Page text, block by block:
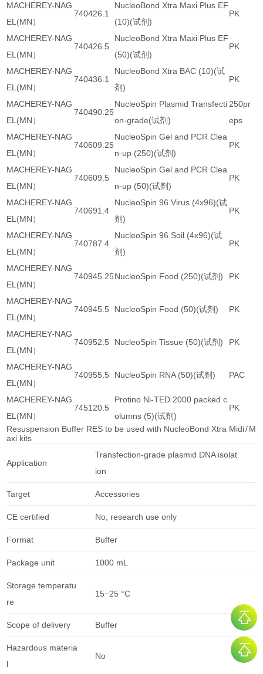
MACHEREY-NAG
EL(MN）
740426.1
NucleoBond Xtra Maxi Plus EF
(10)(试剂)
PK
MACHEREY-NAG
EL(MN）
740426.5
NucleoBond Xtra Maxi Plus EF
(50)(试剂)
PK
MACHEREY-NAG
EL(MN）
740436.1
NucleoBond Xtra BAC (10)(试
剂)
PK
MACHEREY-NAG
EL(MN）
740490.25
NucleoSpin Plasmid Transfecti
on-grade(试剂)
250pr
eps
MACHEREY-NAG
EL(MN）
740609.25
NucleoSpin Gel and PCR Clea
n-up (250)(试剂)
PK
MACHEREY-NAG
EL(MN）
740609.5
NucleoSpin Gel and PCR Clea
n-up (50)(试剂)
PK
MACHEREY-NAG
EL(MN）
740691.4
NucleoSpin 96 Virus (4x96)(试
剂)
PK
MACHEREY-NAG
EL(MN）
740787.4
NucleoSpin 96 Soil (4x96)(试
剂)
PK
MACHEREY-NAG
EL(MN）
740945.25NucleoSpin Food (250)(试剂) PK
MACHEREY-NAG
EL(MN）
740945.5 NucleoSpin Food (50)(试剂) PK
MACHEREY-NAG
EL(MN）
740952.5 NucleoSpin Tissue (50)(试剂) PK
MACHEREY-NAG
EL(MN）
740955.5 NucleoSpin RNA (50)(试剂) PAC
MACHEREY-NAG
EL(MN）
745120.5
Protino Ni-TED 2000 packed c
olumns (5)(试剂)
PK
Resuspension Buffer RES to be used with NucleoBond Xtra Midi / M
axi kits
Application
Transfection-grade plasmid DNA isolat
ion
Target Accessories
CE certified No, research use only
Format Buffer
Package unit 1000 mL
Storage temperatu
re
15−25 °C
Scope of delivery Buffer
Hazardous materia
l
No